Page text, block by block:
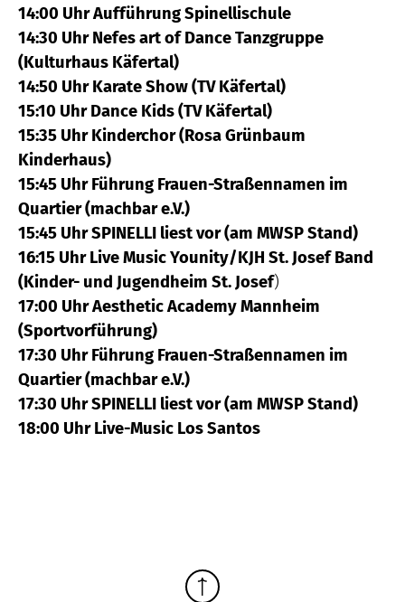
14:00 Uhr Aufführung Spinellischule
14:30 Uhr Nefes art of Dance Tanzgruppe
(Kulturhaus Käfertal)
14:50 Uhr Karate Show (TV Käfertal)
15:10 Uhr Dance Kids (TV Käfertal)
15:35 Uhr Kinderchor (Rosa Grünbaum
Kinderhaus)
15:45 Uhr Führung Frauen-Straßennamen im
Quartier (machbar e.V.)
15:45 Uhr SPINELLI liest vor (am MWSP Stand)
16:15 Uhr Live Music Younity/KJH St. Josef Band
(Kinder- und Jugendheim St. Josef)
17:00 Uhr Aesthetic Academy Mannheim
(Sportvorführung)
17:30 Uhr Führung Frauen-Straßennamen im
Quartier (machbar e.V.)
17:30 Uhr SPINELLI liest vor (am MWSP Stand)
18:00 Uhr Live-Music Los Santos